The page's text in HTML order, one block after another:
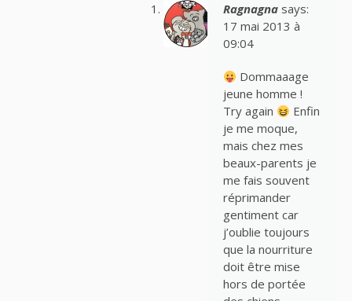
Ragnagna says:
17 mai 2013 à
09:04
Dommaaage
jeune homme !
Try again
Enfin
je me moque,
mais chez mes
beaux-parents je
me fais souvent
réprimander
gentiment car
j’oublie toujours
que la nourriture
doit être mise
hors de portée